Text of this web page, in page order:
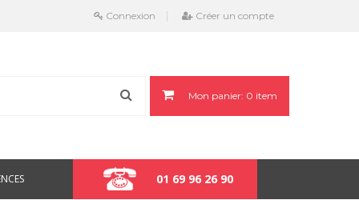
Connexion Créer un compte
Mon panier: 0 item
01 69 96 26 90